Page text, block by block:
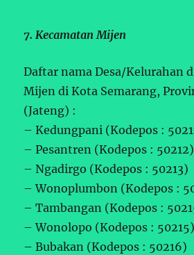
7. Kecamatan Mijen
Daftar nama Desa/Kelurahan
Mijen di Kota Semarang,
(Jateng) :
– Kedungpani (Kodepos :
– Pesantren (Kodepos : 50212)
– Ngadirgo (Kodepos : 50213)
– Wonoplumbon (Kodepos :
– Tambangan (Kodepos :
– Wonolopo (Kodepos : 50215)
– Bubakan (Kodepos : 50216)